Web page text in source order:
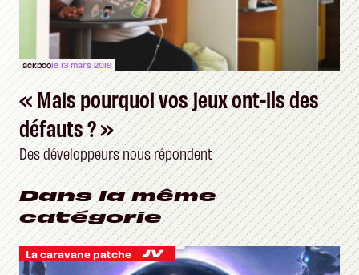
ackboole 13 mars 2019
« Mais pourquoi vos jeux ont-ils des
défauts ? »
Des développeurs nous répondent
Dans la même
catégorie
La caravane patche